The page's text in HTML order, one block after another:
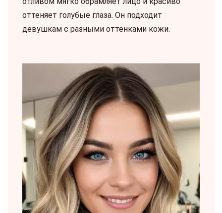
оттеняет голубые глаза. Он подходит
девушкам с разными оттенками кожи.